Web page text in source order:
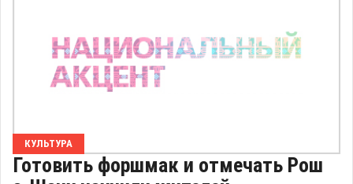
КУЛЬТУРА
Готовить форшмак и отмечать Рош